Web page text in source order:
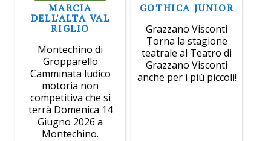
MARCIA
DELL'ALTA VAL
RIGLIO
Montechino di
Gropparello
Camminata ludico
motoria non
competitiva che si
terrà Domenica 14
Giugno 2026 a
Montechino.
GOTHICA JUNIOR
Grazzano Visconti
Torna la stagione
teatrale al Teatro di
Grazzano Visconti
anche per i più piccoli!